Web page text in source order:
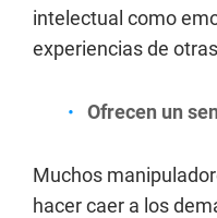
intelectual como
experiencias de
Ofrecen un
Muchos
hacer caer a los